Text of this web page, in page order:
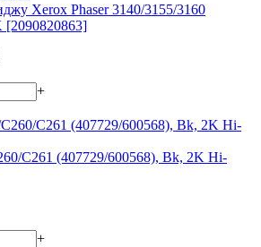
Xerox Phaser 3140/3155/3160
[2090820863]
+
C261 (407729/600568), Bk, 2K Hi-
+